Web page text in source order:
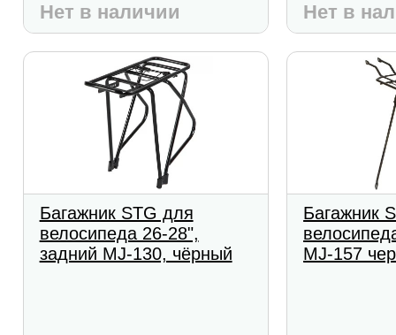
Нет в наличии Нет в
Багажник STG для
велосипеда 26-28",
задний MJ-130, чёрный
Багажник
MJ-157